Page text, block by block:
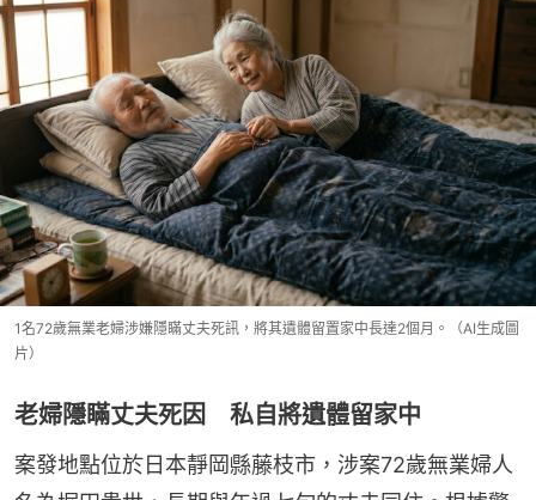
1名72歲無業老婦涉嫌隱瞞丈夫死訊，將其遺體留置家中長達2個月。（AI生成圖
片）
老婦隱瞞丈夫死因 私自將遺體留家中
案發地點位於日本靜岡縣藤枝市，涉案72歲無業婦人